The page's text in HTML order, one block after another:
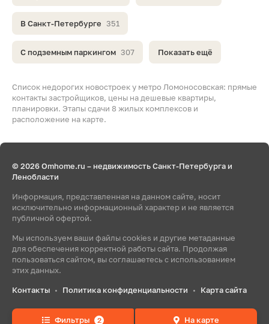
Список недорогих новостроек у метро Ломоносовская: прямые
контакты застройщиков, цены на дешевые квартиры,
планировки. Этапы сдачи 8 жилых комплексов и
расположение на карте.
В Санкт-Петербурге 351
С подземным паркингом 307 Показать ещё
© 2026 Omhome.ru – недвижимость Санкт-Петербурга и
Ленобласти
Информация, представленная на данном сайте, носит
исключительно информационный характер и не является
публичной офертой.
Мы используем ваши файлы cookies и другие метаданные
для обеспечения корректной работы сайта. Продолжая
пользоваться сайтом, вы соглашаетесь с использованием
этих данных.
Контакты • Политика конфиденциальности • Карта сайта
Фильтры 2 На карте